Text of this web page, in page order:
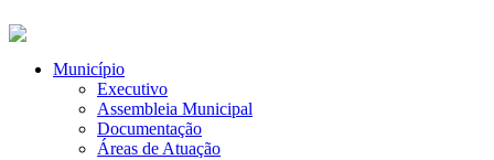
Município
Executivo
Assembleia Municipal
Documentação
Áreas de Atuação